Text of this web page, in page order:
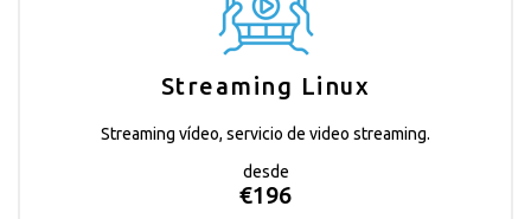
Streaming Linux
Streaming vídeo, servicio de video streaming.
desde
€196